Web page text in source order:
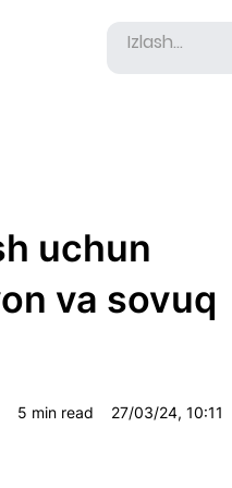
uchun
va sovuq
5 min read 27/03/24, 10:11